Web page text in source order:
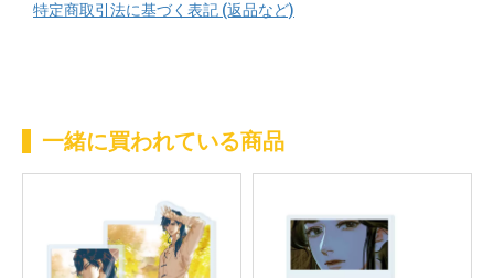
特定商取引法に基づく表記 (返品など)
一緒に買われている商品